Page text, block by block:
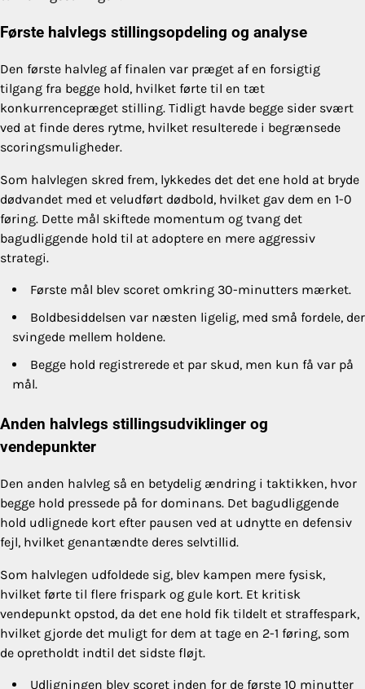
Første halvlegs stillingsopdeling og analyse
Den første halvleg af finalen var præget af en forsigtig
tilgang fra begge hold, hvilket førte til en tæt
konkurrencepræget stilling. Tidligt havde begge sider svært
ved at finde deres rytme, hvilket resulterede i begrænsede
scoringsmuligheder.
Som halvlegen skred frem, lykkedes det det ene hold at bryde
dødvandet med et veludført dødbold, hvilket gav dem en 1-0
føring. Dette mål skiftede momentum og tvang det
bagudliggende hold til at adoptere en mere aggressiv
strategi.
Første mål blev scoret omkring 30-minutters mærket.
Boldbesiddelsen var næsten ligelig, med små fordele, der
svingede mellem holdene.
Begge hold registrerede et par skud, men kun få var på
mål.
Anden halvlegs stillingsudviklinger og
vendepunkter
Den anden halvleg så en betydelig ændring i taktikken, hvor
begge hold pressede på for dominans. Det bagudliggende
hold udlignede kort efter pausen ved at udnytte en defensiv
fejl, hvilket genantændte deres selvtillid.
Som halvlegen udfoldede sig, blev kampen mere fysisk,
hvilket førte til flere frispark og gule kort. Et kritisk
vendepunkt opstod, da det ene hold fik tildelt et straffespark,
hvilket gjorde det muligt for dem at tage en 2-1 føring, som
de opretholdt indtil det sidste fløjt.
Udligningen blev scoret inden for de første 10 minutter